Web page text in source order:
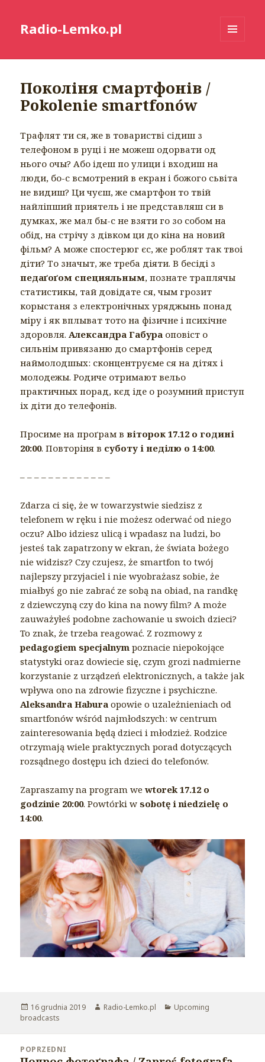
Radio-Lemko.pl
Поколiня смартфонiв /
Pokolenie smartfonów
Трафлят ти ся, же в товариствi сiдиш з
телефоном в руці i не можеш одорвати од
нього очы? Або iдеш по улици i входиш на
люди, бо-с всмотрений в екран i божого сьвiта
не видиш? Ци чуєш, же смартфон то твій
найліпший приятель і не представляш си в
думках, же мал бы-с не взяти го зо собом на
обід, на стрічу з дівком ци до кіна на новий
фiльм? А може спостерюг єс, же роблят так твоі
діти? То значыт, же треба діяти. В бесіді з
педаґоґом специяльным, познате траплячы
статистикы, тай довідате ся, чым грозит
корыстаня з електронічных уряджынь понад
міру i як вплыват тото на фізичне і психічне
здоровля.Александра Габура оповіст о
сильнім привязаню до смартфонів серед
наймолодшых: сконцентруєме ся на дітях і
молодежы. Родиче отримают вельо
практичных порад, кєд іде о розумний приступ
іх діти до телефонів.
Просиме на проґрам ввіторок 17.12 o годині
20:00. Повторіня в суботу і неділю о 14:00.
– – – – – – – – – – – – –
Zdarza ci się, że w towarzystwie siedzisz z
telefonem w ręku i nie możesz oderwać od niego
oczu? Albo idziesz ulicą i wpadasz na ludzi, bo
jesteś tak zapatrzony w ekran, że świata bożego
nie widzisz? Czy czujesz, że smartfon to twój
najlepszy przyjaciel i nie wyobrażasz sobie, że
miałbyś go nie zabrać ze sobą na obiad, na randkę
z dziewczyną czy do kina na nowy film? A może
zauważyłeś podobne zachowanie u swoich dzieci?
To znak, że trzeba reagować. Z rozmowy z
pedagogiem specjalnym poznacie niepokojące
statystyki oraz dowiecie się, czym grozi nadmierne
korzystanie z urządzeń elektronicznych, a także jak
wpływa ono na zdrowie fizyczne i psychiczne.
Aleksandra Habura opowie o uzależnieniach od
smartfonów wśród najmłodszych: w centrum
zainteresowania będą dzieci i młodzież. Rodzice
otrzymają wiele praktycznych porad dotyczących
rozsądnego dostępu ich dzieci do telefonów.
Zapraszamy na program wewtorek 17.12 o
godzinie 20:00. Powtórki wsobotę i niedzielę o
14:00.
Opublikowano
16 grudnia 2019 Autor
Radio-Lemko.pl Kategorie
Upcoming
broadcasts
wpisu
POPRZEDNI